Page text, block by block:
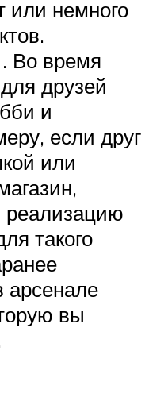
или немного
Во время
друзей
и
если друг
или
такого
арсенале
вы